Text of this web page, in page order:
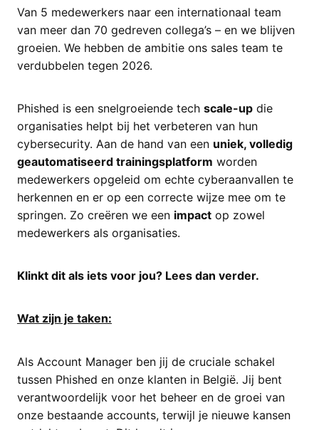
Van 5 medewerkers naar een internationaal team
van meer dan 70 gedreven collega’s – en we blijven
groeien. We hebben de ambitie ons sales team te
verdubbelen tegen 2026.
Phished is een snelgroeiende tech scale-up die
organisaties helpt bij het verbeteren van hun
cybersecurity. Aan de hand van een uniek, volledig
geautomatiseerd trainingsplatform worden
medewerkers opgeleid om echte cyberaanvallen te
herkennen en er op een correcte wijze mee om te
springen. Zo creëren we een impact op zowel
medewerkers als organisaties.
Klinkt dit als iets voor jou? Lees dan verder.
Wat zijn je taken:
Als Account Manager ben jij de cruciale schakel
tussen Phished en onze klanten in België. Jij bent
verantwoordelijk voor het beheer en de groei van
onze bestaande accounts, terwijl je nieuwe kansen